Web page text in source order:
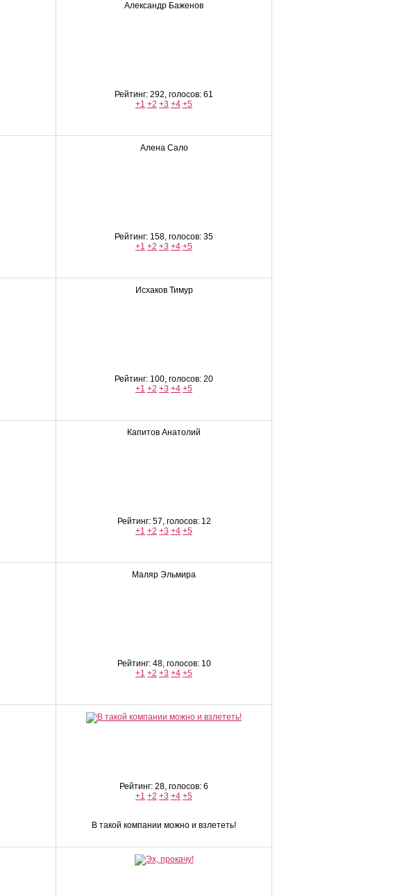
Александр Баженов
Рейтинг: 292, голосов: 61
+1 +2 +3 +4 +5
Алена Сало
Рейтинг: 158, голосов: 35
+1 +2 +3 +4 +5
Исхаков Тимур
Рейтинг: 100, голосов: 20
+1 +2 +3 +4 +5
Капитов Анатолий
Рейтинг: 57, голосов: 12
+1 +2 +3 +4 +5
Маляр Эльмира
Рейтинг: 48, голосов: 10
+1 +2 +3 +4 +5
Рейтинг: 28, голосов: 6
+1 +2 +3 +4 +5
В такой компании можно и взлететь!